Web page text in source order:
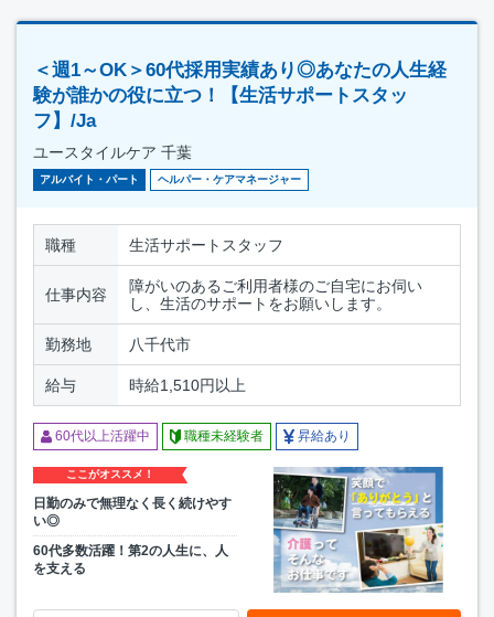
＜週1～OK＞60代採用実績あり◎あなたの人生経
験が誰かの役に立つ！【生活サポートスタッ
フ】/Ja
ユースタイルケア 千葉
アルバイト・パート ヘルパー・ケアマネージャー
職種 生活サポートスタッフ
仕事内容
障がいのあるご利用者様のご自宅にお伺い
し、生活のサポートをお願いします。
勤務地 八千代市
給与 時給1,510円以上
60代以上活躍中 職種未経験者 昇給あり
ここがオススメ！
日勤のみで無理なく長く続けやす
い◎
60代多数活躍！第2の人生に、人
を支える